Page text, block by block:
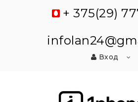
+ 375(29)
Вход